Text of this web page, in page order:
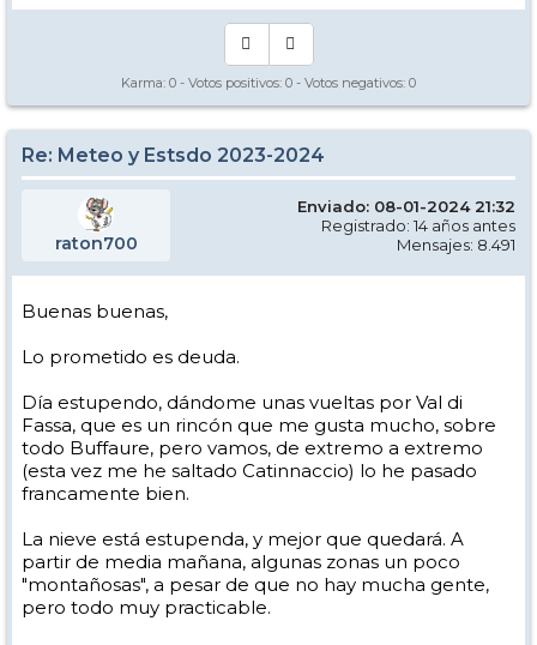
Karma: 0 - Votos positivos: 0 - Votos negativos: 0
Re: Meteo y Estsdo 2023-2024
raton700
Enviado: 08-01-2024 21:32
Registrado: 14 años antes
Mensajes: 8.491
Buenas buenas,
Lo prometido es deuda.
Día estupendo, dándome unas vueltas por Val di
Fassa, que es un rincón que me gusta mucho, sobre
todo Buffaure, pero vamos, de extremo a extremo
(esta vez me he saltado Catinnaccio) lo he pasado
francamente bien.
La nieve está estupenda, y mejor que quedará. A
partir de media mañana, algunas zonas un poco
"montañosas", a pesar de que no hay mucha gente,
pero todo muy practicable.